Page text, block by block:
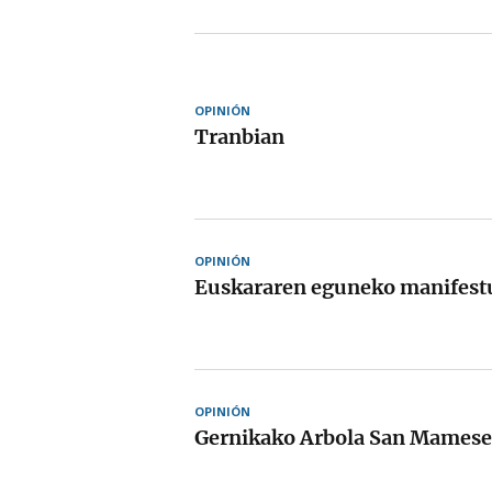
OPINIÓN
Tranbian
OPINIÓN
Euskararen eguneko
OPINIÓN
Gernikako Arbola San